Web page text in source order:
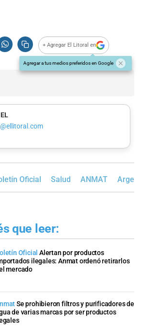
+ Agregar El Litoral en
Agregar a tus medios preferidos en Google
Oficial Salud ANMAT
que leer:
Oficial Alertan por productos
ilegales: Anmat ordenó retirarlos
mercado
Se prohibieron filtros y purificadores de
de varias marcas por ser productos